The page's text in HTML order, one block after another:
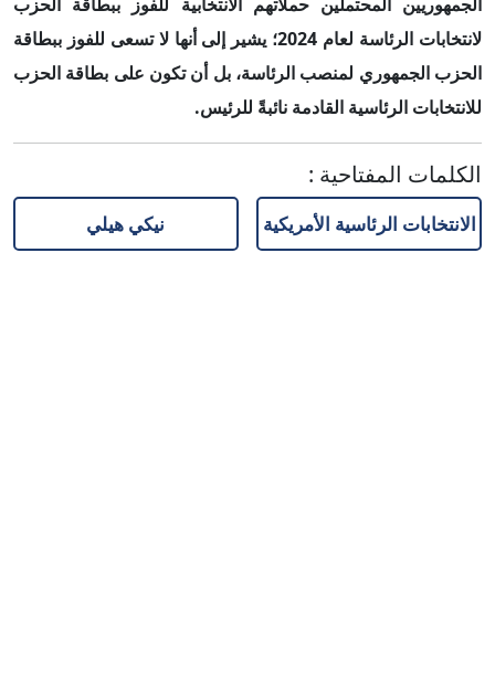
لانتخابات الرئاسة لعام 2024؛ يشير إلى أنها لا تسعى للفوز ببطاقة
الحزب الجمهوري لمنصب الرئاسة، بل أن تكون على بطاقة الحزب
للانتخابات الرئاسية القادمة نائبةً للرئيس.
الكلمات المفتاحية :
الانتخابات الرئاسية الأمريكية نيكي هيلي